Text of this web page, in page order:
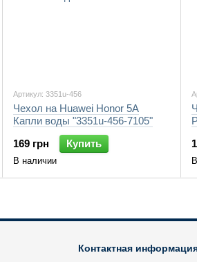
Артикул: 3351u-456
Чехол на Huawei Honor 5A
Капли воды "3351u-456-7105"
169 грн
Купить
В наличии
Контактная